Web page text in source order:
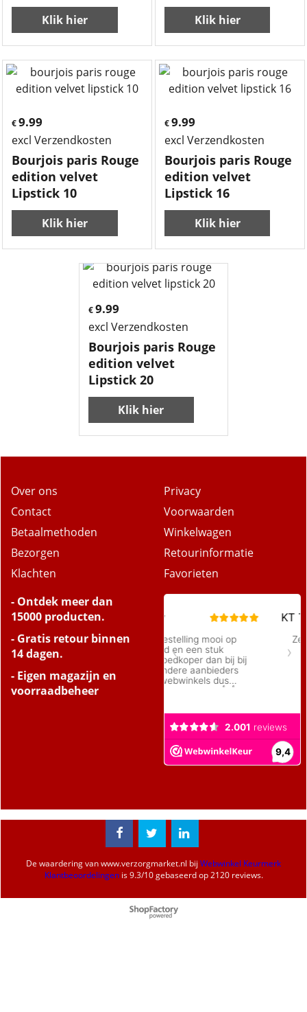
Klik hier Klik hier
€ 9.99
excl Verzendkosten
Bourjois paris Rouge
edition velvet
Lipstick 10
Klik hier
€9.99
excl Verzendkosten
Bourjois paris Rouge
edition velvet
Lipstick 16
Klik hier
€9.99
excl Verzendkosten
Bourjois paris Rouge
edition velvet
Lipstick 20
Klik hier
Over ons
Contact
Betaalmethoden
Bezorgen
Klachten
Privacy
Voorwaarden
Winkelwagen
Retourinformatie
Favorieten
- Ontdek meer dan
15000 producten.
- Gratis retour binnen
14 dagen.
- Eigen magazijn en
voorraadbeheer
De waardering vanwww.verzorgmarket.nl bij Webwinkel Keurmerk
Klantbeoordelingenis9.3/10gebaseerd op 2120 reviews.
Webwinkel gemaakt met
ShopFactory webwinkel